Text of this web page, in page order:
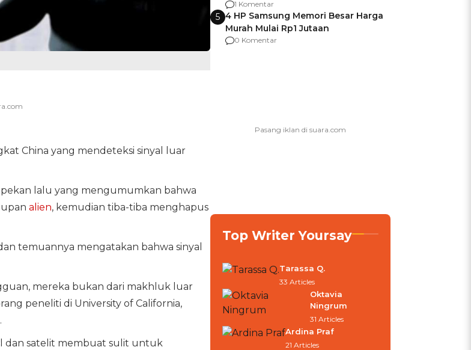
China yang mendeteksi sinyal luar
lalu yang mengumumkan bahwa
alien, kemudian tiba-tiba menghapus
temuannya mengatakan bahwa sinyal
mereka bukan dari makhluk luar
peneliti di University of California,
dan satelit membuat sulit untuk
agar Dana Tidak Hangus!
1 Komentar
5 4 HP Samsung Memori Besar Harga
Murah Mulai Rp1 Jutaan
0 Komentar
Top Writer Yoursay
Tarassa Q.
33 Articles
Oktavia
Ningrum
31 Articles
Ardina Praf
21 Articles